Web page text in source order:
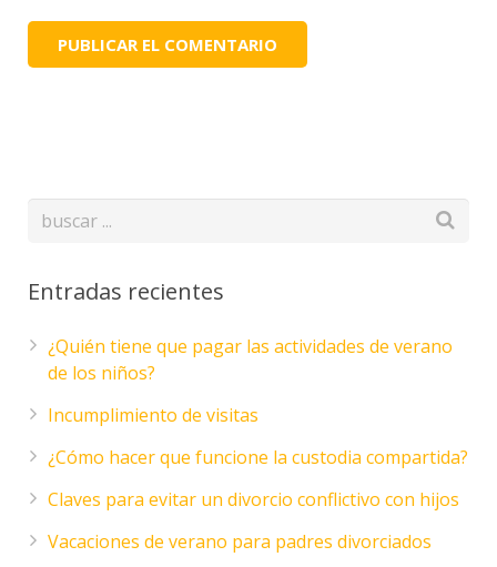
Entradas recientes
¿Quién tiene que pagar las actividades de verano
de los niños?
Incumplimiento de visitas
¿Cómo hacer que funcione la custodia compartida?
Claves para evitar un divorcio conflictivo con hijos
Vacaciones de verano para padres divorciados